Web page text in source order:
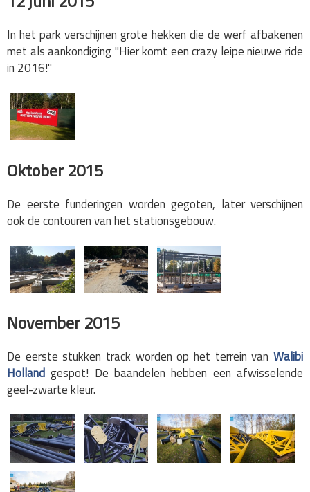
In het park verschijnen grote hekken die de werf afbakenen
met als aankondiging "Hier komt een crazy leipe nieuwe ride
in 2016!"
Oktober 2015
De eerste funderingen worden gegoten, later verschijnen
ook de contouren van het stationsgebouw.
November 2015
De eerste stukken track worden op het terrein van Walibi
Holland gespot! De baandelen hebben een afwisselende
geel-zwarte kleur.